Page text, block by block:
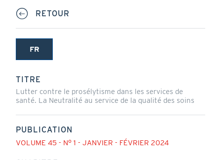
RETOUR
FR
(onglet
TITRE
Lutter contre le prosélytisme dans les services de
santé. La Neutralité au service de la qualité des soins
PUBLICATION
VOLUME 45 - N° 1 - JANVIER - FÉVRIER 2024